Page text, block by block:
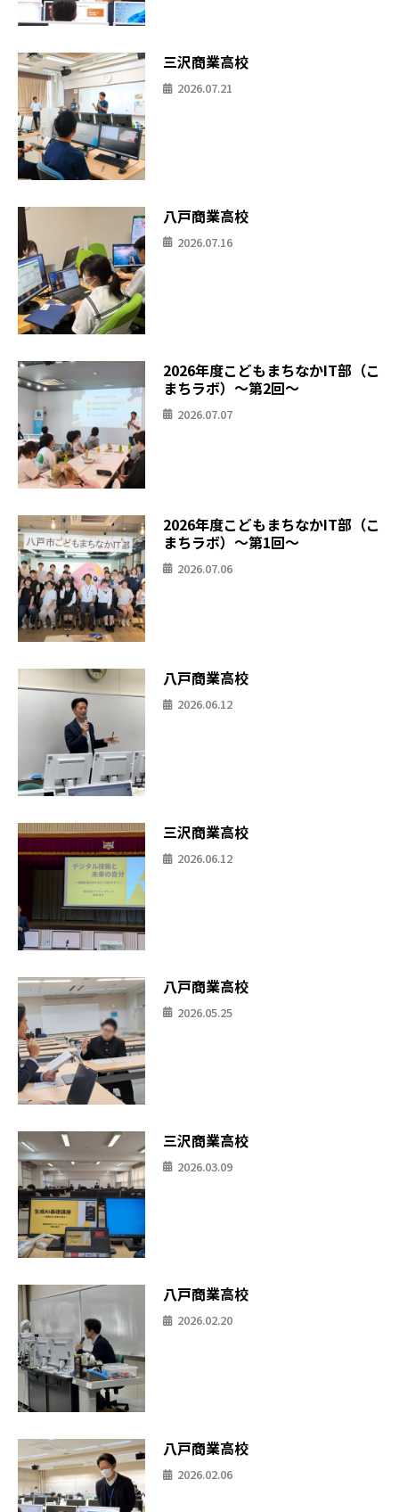
三沢商業高校
2026.07.21
八戸商業高校
2026.07.16
2026年度こどもまちなかIT部（こ
まちラボ）〜第2回〜
2026.07.07
2026年度こどもまちなかIT部（こ
まちラボ）〜第1回〜
2026.07.06
八戸商業高校
2026.06.12
三沢商業高校
2026.06.12
八戸商業高校
2026.05.25
三沢商業高校
2026.03.09
八戸商業高校
2026.02.20
八戸商業高校
2026.02.06